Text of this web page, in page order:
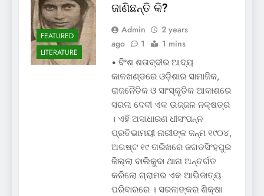
FEATURED
LITERATURE
ଜାଣିଛନ୍ତି କି?
Admin
2 years
ago
1 1 mins
• ବିଂଶ ଶତାବ୍ଦୀର ଆଦ୍ୟ
କାଳଖଣ୍ଡରେ ଓଡ଼ିଶାର ସାମାଜିକ,
ରାଜନୈତିକ ଓ ସାଂସ୍କୃତିକ ଆକାଶରେ
ସରଳା ଦେବୀ ଏକ ଉଜ୍ଜଳ ନକ୍ଷତ୍ର
। ଏହି ଅସାଧାରଣ ଧୀସଂପନ୍ନ
ପ୍ରତିଭାମୟୀ ନାରୀଙ୍କ ଜନ୍ମ ୧୯୦୪,
ଅଗଷ୍ଟ ୧୯ ତାରିଖରେ ଜଗତସିଂହପୁର
ଜିଲ୍ଲା ବାଲିକୁଦା ଥାନା ଅନ୍ତର୍ଗତ
କରିଲୋ ଗ୍ରାମର ଏକ ଆଭିଜାତ୍ୟ
ପରିବାରରେ । ସରଳାଙ୍କର ଶିକ୍ଷା